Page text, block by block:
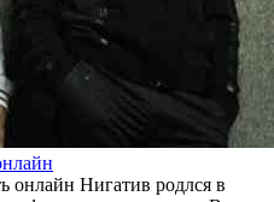
онлайн Нигатив родлся в